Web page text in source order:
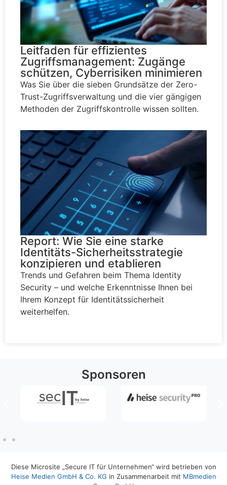
Leitfaden für effizientes
Zugriffsmanagement: Zugänge
schützen, Cyberrisiken minimieren
Was Sie über die sieben Grundsätze der Zero-
Trust-Zugriffsverwaltung und die vier gängigen
Methoden der Zugriffskontrolle wissen sollten.
Report: Wie Sie eine starke
Identitäts-Sicherheitsstrategie
konzipieren und etablieren
Trends und Gefahren beim Thema Identity
Security – und welche Erkenntnisse Ihnen bei
Ihrem Konzept für Identitätssicherheit
weiterhelfen.
Sponsoren
Diese Microsite „Secure IT für Unternehmen“ wird betrieben von
Heise Medien GmbH & Co. KG in Zusammenarbeit mit MBmedien